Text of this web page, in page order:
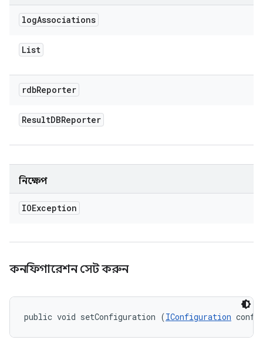
logAssociations
List
rdbReporter
ResultDBReporter
নিক্ষেপ
IOException
কনফিগারেশন সেট করুন
public void setConfiguration (IConfiguration